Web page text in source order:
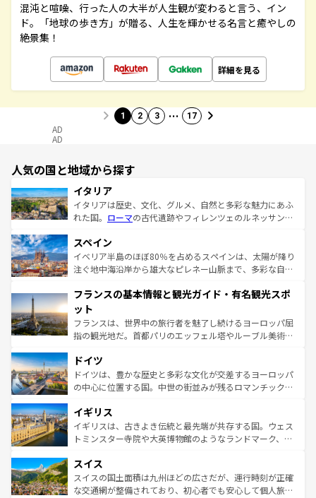
混沌と喧噪、行った人の大半が人生観が変わると言う、イン
ド。「地球の歩き方」が贈る、人生を輝かせる名言と癒やしの
絶景集！
詳細を見る
1 2 3 … 17
AD
AD
人気の国と地域から探す
イタリア
イタリアは歴史、文化、グルメ、自然と多彩な魅力にあふ
れた国。 ローマの古代遺跡やフィレンツェのルネッサンス
ろん、トスカーナの美しい田園風景やアマルフィ海岸の絶
景など、自然景観も見逃せない。観光の合間には、本場の
ピザやパスタなど、絶品のイタリア料理を堪能することも
ませてくれるイタリアで、忘れられない旅をしてみよう！
なお、新着のイタリア情報は
しい。
スペイン
イベリア半島のほぼ80％を占めるスペインは、太陽が降り
注ぐ地中海沿岸から雄大なピレネー山脈まで、多彩な自然
文化が根付くこの国では、情熱的なフラメンコ、熱気あふ
れる闘牛、そして美味しいタパスが生活の一部となってい
る。首都マドリードの洗練された雰囲気や、バルセロナの
アートに溢れた街角から、地方では古代ローマ遺跡や中世
せる。地方によって風土や気候が異なるスペインはその個
性で訪れる人を魅了する。 なお、新着のスペイン情報は コ
ンテンツ一覧を参照してほしい。
フランスの基本情報と観光ガイド・有名観光スポ
ット
フランスは、世界中の旅行者を魅了し続けるヨーロッパ屈
指の観光地だ。首都パリのエッフェル塔やルーブル美術館
で、幅広い魅力が詰まっている。華麗な宮殿、歴史的な大
聖堂、美しいビーチ、そして豊かな自然が、訪れる者を心
から魅了する。また、フランスは美食の国としても知ら
いる。シャンパンの発祥地であるランス、プロヴァンスの
香り高いラベンダー畑など、多彩な楽しみ方が可能だ。さ
らに、パリ以外の地域にも魅力が溢れており、どの街角に
れる地方に足を運ぶとそれぞれで全く異なる文化を体験で
きるだろう。 なお、新着のフランス情報はコンテンツ一覧
を参照してほしい。
ドイツ
ドイツは、豊かな歴史と多彩な文化が交差するヨーロッパ
の中心に位置する国。中世の街並みが残るロマンチック街
顔を持つこの国は、どこを歩いても飽きることがない。ベ
ルリンの文化的活気、バイエルン州のアルプスの絶景、そ
してライン川沿いのワイン畑といった風景は必見。ビール
は、お酒好きな人にはぜひ体験してほしい。 なお、新着の
ドイツ情報はコンテンツ一覧を参照してほしい。
イギリス
イギリスは、古きよき伝統と最先端が共存する国。ウェス
トミンスター寺院や大英博物館のようなランドマーク、歴
リアごとに異なる魅力がある。また、優雅なアフタヌーン
ティー、ビール好きにはたまらない英国パブ、サッカー観
戦など、本場だからこそできる体験も豊富。イギリスを旅
スイス
スイスの国土面積は九州ほどの広さだが、運行時刻が正確
な交通網が整備されており、初心者でも安心して個人旅行